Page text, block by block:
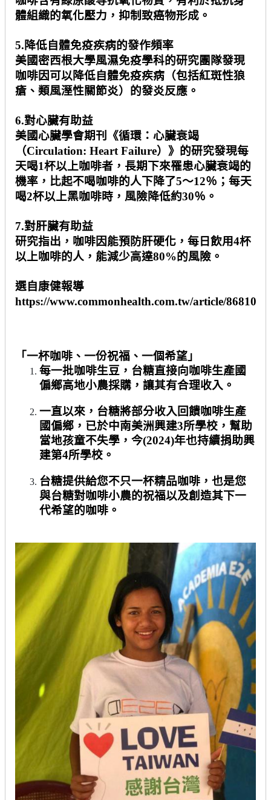
體組織的氧化壓力，抑制致癌物形成。
5.降低自體免疫疾病的發作頻率
美國密西根大學風濕免疫學科的研究團隊發現
咖啡因可以降低自體免疫疾病（包括紅斑性狼
瘡、類風溼性關節炎）的發炎反應。
6.對心臟有助益
美國心臟學會期刊《循環：心臟衰竭
（Circulation: Heart Failure）》的研究發現每
天喝1杯以上咖啡者，長期下來罹患心臟衰竭的
機率，比起不喝咖啡的人下降了5～12％；每天
喝2杯以上黑咖啡時，風險降低約30％。
7.對肝臟有助益
研究指出，咖啡因能預防肝硬化，每日飲用4杯
以上咖啡的人，能減少高達80%的風險。
選自康健報導
https://www.commonhealth.com.tw/article/86810
「一杯咖啡、一份祝福、一個希望」
每一批咖啡生豆，台糖直接向咖啡生產國
偏鄉高地小農採購，讓其有合理收入。
一直以來，台糖將部分收入回饋咖啡生產
國偏鄉，已於中南美洲興建3所學校，幫助
當地孩童不失學，今(2024)年也持續捐助興
建第4所學校。
台糖提供給您不只一杯精品咖啡，也是您
與台糖對咖啡小農的祝福以及創造其下一
代希望的咖啡。